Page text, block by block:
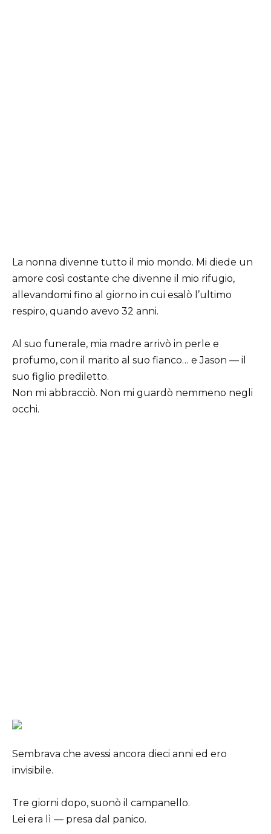
La nonna divenne tutto il mio mondo. Mi diede un
amore così costante che divenne il mio rifugio,
allevandomi fino al giorno in cui esalò l’ultimo
respiro, quando avevo 32 anni.
Al suo funerale, mia madre arrivò in perle e
profumo, con il marito al suo fianco… e Jason — il
suo figlio prediletto.
Non mi abbracciò. Non mi guardò nemmeno negli
occhi.
Sembrava che avessi ancora dieci anni ed ero
invisibile.
Tre giorni dopo, suonò il campanello.
Lei era lì — presa dal panico.